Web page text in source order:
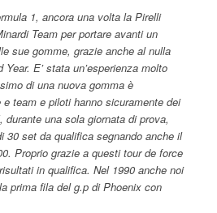
1, ancora una volta la Pirelli
Team per portare avanti un
sue gomme, grazie anche al nulla
E’ stata un’esperienza molto
di una nuova gomma è
team e piloti hanno sicuramente dei
durante una sola giornata di prova,
30 set da qualifica segnando anche il
Proprio grazie a questi tour de force
in qualifica. Nel 1990 anche noi
prima fila del g.p di Phoenix con